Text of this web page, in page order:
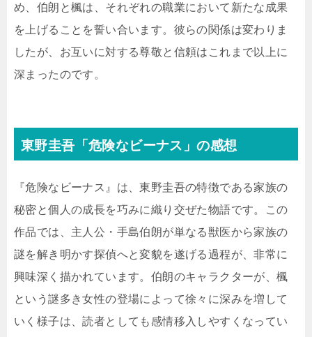
め、伯朗と楓は、それぞれの職業において新たな成果
を上げることを誓い合います。彼らの関係は変わりま
したが、お互いに対する尊敬と信頼はこれまで以上に
深まったのです。
東野圭吾「危険なビーナス」の感想
『危険なビーナス』は、東野圭吾の特徴である家族の
秘密と個人の成長を巧みに織り交ぜた物語です。この
作品では、主人公・手島伯朗が単なる獣医から家族の
謎を解き明かす探偵へと変貌を遂げる過程が、非常に
興味深く描かれています。伯朗のキャラクターが、楓
という謎多き女性の登場によって徐々に深みを増して
いく様子は、読者としても感情移入しやすくなってい